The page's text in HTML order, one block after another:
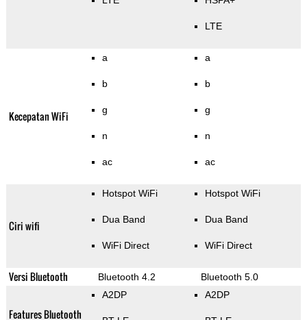
LTE
Kecepatan WiFi
a
b
g
n
ac
a
b
g
n
ac
Ciri wifi
Hotspot WiFi
Dua Band
WiFi Direct
Hotspot WiFi
Dua Band
WiFi Direct
Versi Bluetooth Bluetooth 4.2 Bluetooth 5.0
Features Bluetooth
A2DP A2DP